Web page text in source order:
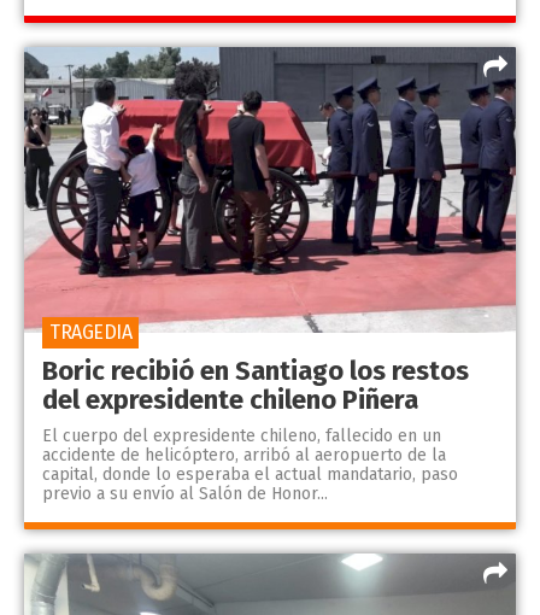
Boric recibió en Santiago los restos
del expresidente chileno Piñera
El cuerpo del expresidente chileno, fallecido en un
accidente de helicóptero, arribó al aeropuerto de la
capital, donde lo esperaba el actual mandatario, paso
previo a su envío al Salón de Honor...
TRAGEDIA